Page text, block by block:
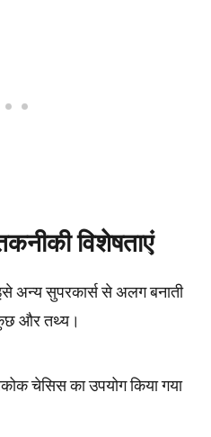
विशेषताएं
अन्य सुपरकार्स से अलग बनाती
और तथ्य।
चेसिस का उपयोग किया गया